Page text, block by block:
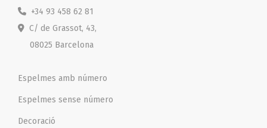
+34 93 458 62 81
C/ de Grassot, 43,
08025 Barcelona
Espelmes amb número
Espelmes sense número
Decoració